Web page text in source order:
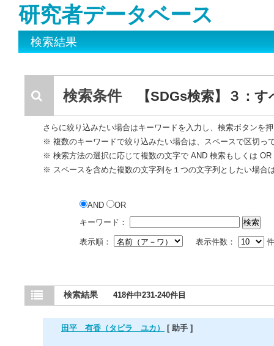
研究者データベース
検索結果
検索条件 【SDGs検索】３：
さらに絞り込みたい場合はキーワードを入力し、検索ボタンを
※ 複数のキーワードで絞り込みたい場合は、スペースで区切っ
※ 検索方法の選択に応じて複数の文字で AND 検索もしくは
※ スペースを含めた複数の文字列を１つの文字列としたい場合
AND
OR
キーワード：
表示順： 表示件数：
検索結果 418件中231-240件目
田平 有香（タビラ ユカ） [ 助手 ]